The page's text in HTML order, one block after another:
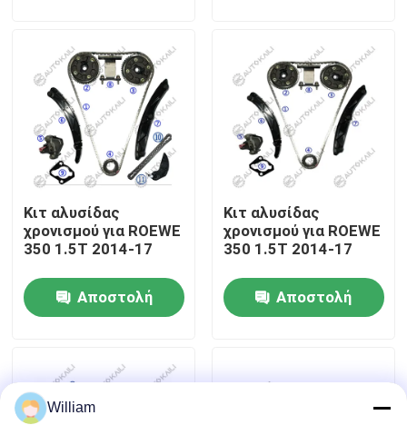
Σχετικά με εμάς
Επισκεψή εργοστασίου
Έλεγχος ποιότητας
Επικοινωνήστε μαζί μας
Ειδήσεις
Εξάρτηση αλυσίδων συγχρονισμού
Κιτ αλυσίδας
χρονισμού για ROEWE
350 1.5T 2014-17
Αποστολή
Κιτ αλυσίδας
χρονισμού για ROEWE
350 1.5T 2014-17
Αποστολή
William